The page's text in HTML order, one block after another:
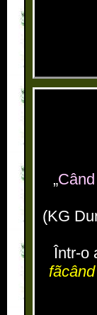
„
(KG
Într-o